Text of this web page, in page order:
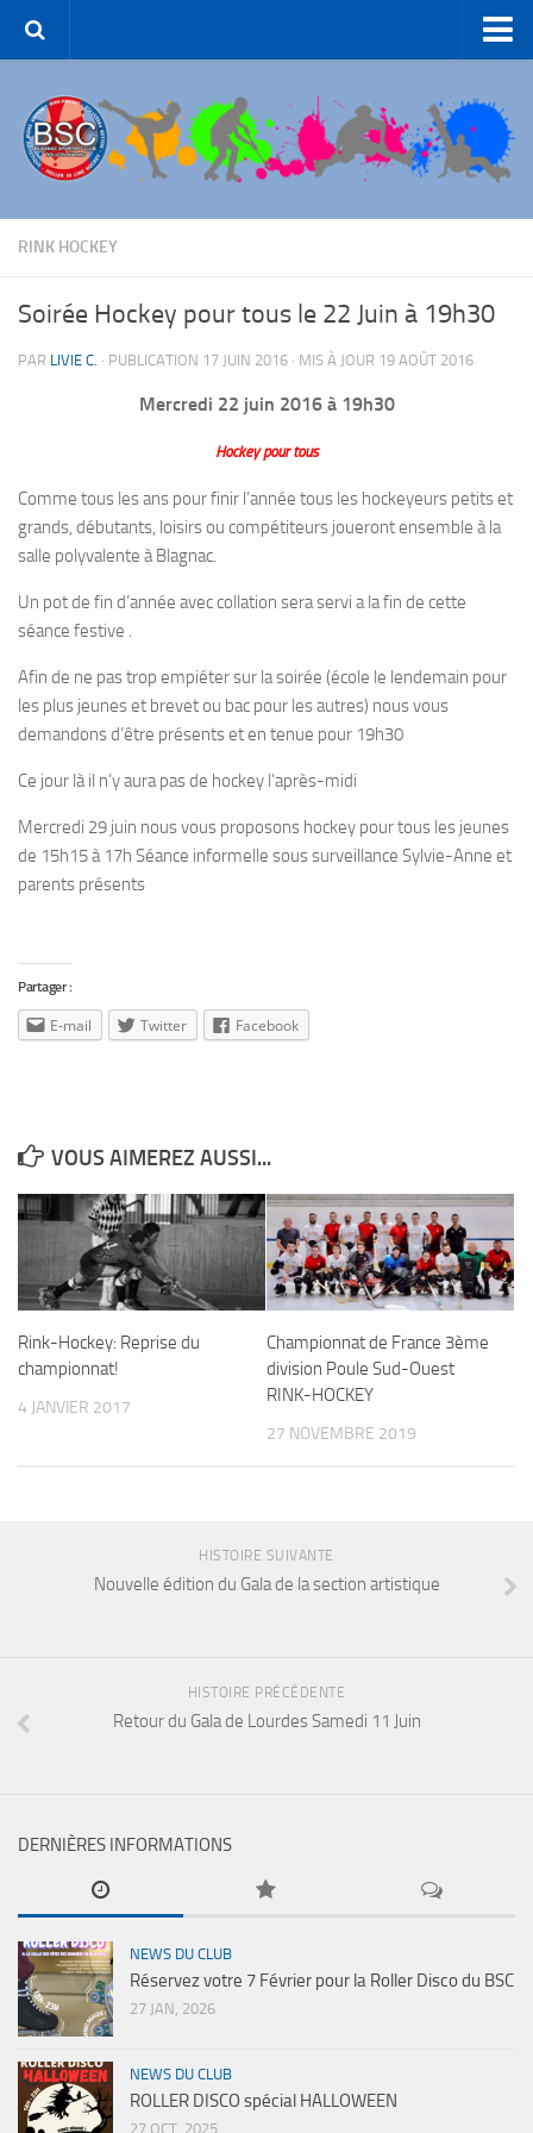
Le Club
Patinage Artistique
Roller-Hockey
Patinage de Loisirs
ROLLER-DANCE
RINK HOCKEY
Soirée Hockey pour tous le 22 Juin à 19h30
PAR LIVIE C. · PUBLICATION 17 JUIN 2016 · MIS À JOUR 19 AOÛT 2016
Mercredi 22 juin 2016 à 19h30
Hockey pour tous
Comme tous les ans pour finir l’année tous les hockeyeurs petits et
grands, débutants, loisirs ou compétiteurs joueront ensemble à la
salle polyvalente à Blagnac.
Un pot de fin d’année avec collation sera servi a la fin de cette
séance festive .
Afin de ne pas trop empiéter sur la soirée (école le lendemain pour
les plus jeunes et brevet ou bac pour les autres) nous vous
demandons d’être présents et en tenue pour 19h30
Ce jour là il n’y aura pas de hockey l’après-midi
Mercredi 29 juin nous vous proposons hockey pour tous les jeunes
de 15h15 à 17h Séance informelle sous surveillance Sylvie-Anne et
parents présents
Partager :
E-mail Twitter Facebook
VOUS AIMEREZ AUSSI...
Rink-Hockey: Reprise du
championnat!
4 JANVIER 2017
Championnat de France 3ème
division Poule Sud-Ouest
RINK-HOCKEY
27 NOVEMBRE 2019
HISTOIRE SUIVANTE
Nouvelle édition du Gala de la section artistique
HISTOIRE PRÉCÉDENTE
Retour du Gala de Lourdes Samedi 11 Juin
DERNIÈRES INFORMATIONS
NEWS DU CLUB
Réservez votre 7 Février pour la Roller Disco du BSC
27 JAN, 2026
NEWS DU CLUB
ROLLER DISCO spécial HALLOWEEN
27 OCT, 2025